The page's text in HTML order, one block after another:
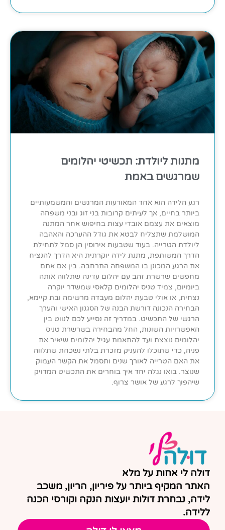
מתנות ליולדת: תכשיטי יהלומים
שמרגשים באמת
רגע הלידה הוא אחד המאורעות המרגשים והמשמעותיים
ביותר בחיים, אך לעיתים קרובות בני זוג ובני משפחה
מוצאים את עצמם אובדי עצות בחיפוש אחר המתנה
המושלמת שתצליח לבטא את גודל ההערכה והאהבה
ליולדת הטרייה. בעוד שטבעות אירוסין הן סמל לתחילת
הדרך המשותפת, מתנת לידה יוקרתית היא הדרך להנציח
את הרגע המכונן בו המשפחה התרחבה. בין אם אתם
מחפשים שרשרת זהב עם יהלום עדינה שתלווה אותה
ביומיום, צמיד טניס יהלומים קלאסי שמשדר יוקרה
נצחית, או אולי טבעת יהלום מעבדה מרשימה ובת קיימא,
הבחירה הנכונה דורשת הבנה של הסגנון האישי והערך
הרגשי של התכשיט. במדריך זה נסייע לכם לנווט בין
האפשרויות השונות, החל מהבחירה בשרשרת טניס
יהלומים נוצצת ועד להתאמת עגיל יהלומים שיאיר את
פניה, כדי שתוכלו להעניק מזכרת בלתי נשכחת שתלווה
את האם הטרייה לאורך שנים ותסמל את הקשר העמוק
שנוצר. בואו נגלה יחד איך בוחרים את התכשיט המדויק
שיהפוך לרגע של אושר צרוף.
דולה לי אחות על מלא
האתר המקיף ביותר על פיריון, הריון, משכב
לידה, נבחרת דולות יועצות הנקה וקורסי הכנה
ללידה.